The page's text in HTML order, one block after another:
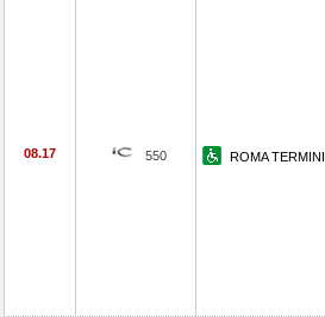
08.17 550 ROMA TERMINI